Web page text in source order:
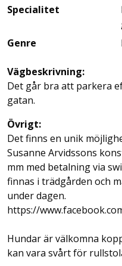
Specialitet
Genre
Vägbeskrivning:
Det går bra att parkera
gatan.
Övrigt:
Det finns en unik
Susanne Arvidssons
mm med betalning via
finnas i trädgården och
under dagen.
https://
Hundar är välkomna
kan vara svårt för